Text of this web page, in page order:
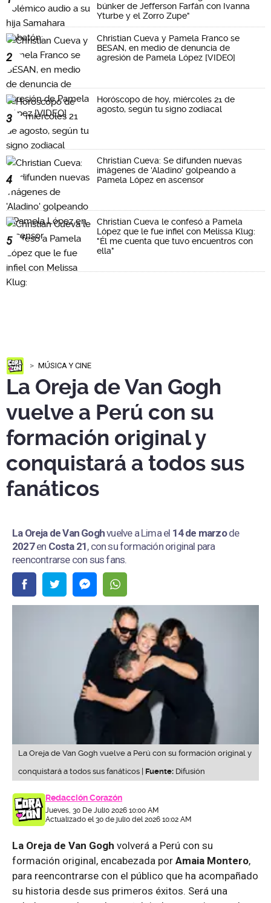
búnker de Jefferson Farfán con Ivanna
Yturbe y el Zorro Zupe"
2
Christian Cueva y Pamela Franco se
BESAN, en medio de denuncia de
agresión de Pamela López [VIDEO]
3
Horóscopo de hoy, miércoles 21 de
agosto, según tu signo zodiacal
4
Christian Cueva: Se difunden nuevas
imágenes de 'Aladino' golpeando a
Pamela López en ascensor
5
Christian Cueva le confesó a Pamela
López que le fue infiel con Melissa Klug:
"Él me cuenta que tuvo encuentros con
ella"
MÚSICA Y CINE
La Oreja de Van Gogh
vuelve a Perú con su
formación original y
conquistará a todos sus
fanáticos
La Oreja de Van Goghvuelve a Lima el 14 de marzode
2027en Costa 21, con su formación original para
reencontrarse con sus fans.
La Oreja de Van Gogh vuelve a Perú con su formación original y
conquistará a todos sus fanáticos | Fuente: Difusión
Redacción Corazón
Jueves, 30 De Julio 2026 10:00 AM
Actualizado el 30 de julio del 2026 10:02 AM
La Oreja de Van Gogh volverá a Perú con su
formación original, encabezada por Amaia Montero,
para reencontrarse con el público que ha acompañado
su historia desde sus primeros éxitos. Será una